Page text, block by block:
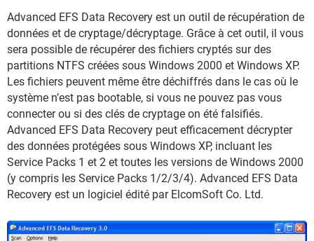
Advanced EFS Data Recovery est un outil de récupération de
données et de cryptage/décryptage. Grâce à cet outil, il vous
sera possible de récupérer des fichiers cryptés sur des
partitions NTFS créées sous Windows 2000 et Windows XP.
Les fichiers peuvent même être déchiffrés dans le cas où le
système n’est pas bootable, si vous ne pouvez pas vous
connecter ou si des clés de cryptage on été falsifiés.
Advanced EFS Data Recovery peut efficacement décrypter
des données protégées sous Windows XP, incluant les
Service Packs 1 et 2 et toutes les versions de Windows 2000
(y compris les Service Packs 1/2/3/4). Advanced EFS Data
Recovery est un logiciel édité par ElcomSoft Co. Ltd.